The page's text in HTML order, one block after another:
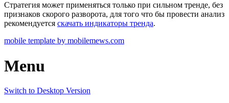
Стратегия может применяться только при сильном тренде, без
признаков скорого разворота, для того что бы провести анализ
рекомендуется скачать индикаторы тренда.
mobile template by mobilemews.com
Menu
Switch to Desktop Version